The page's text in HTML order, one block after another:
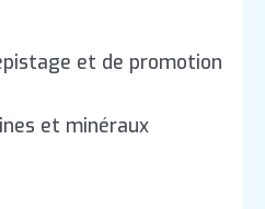
et de promotion
et minéraux